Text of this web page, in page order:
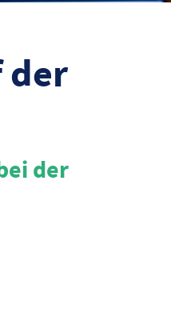
der
der